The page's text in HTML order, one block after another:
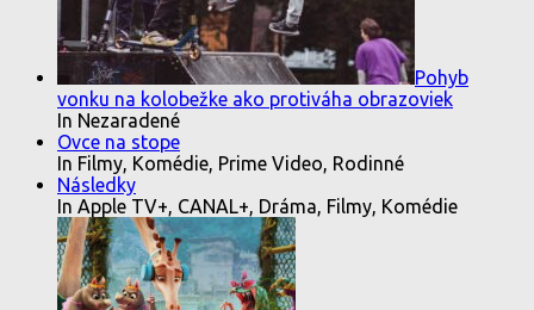
Pohyb
vonku na kolobežke ako protiváha obrazoviek
In Nezaradené
Ovce na stope
In Filmy, Komédie, Prime Video, Rodinné
Následky
In Apple TV+, CANAL+, Dráma, Filmy, Komédie